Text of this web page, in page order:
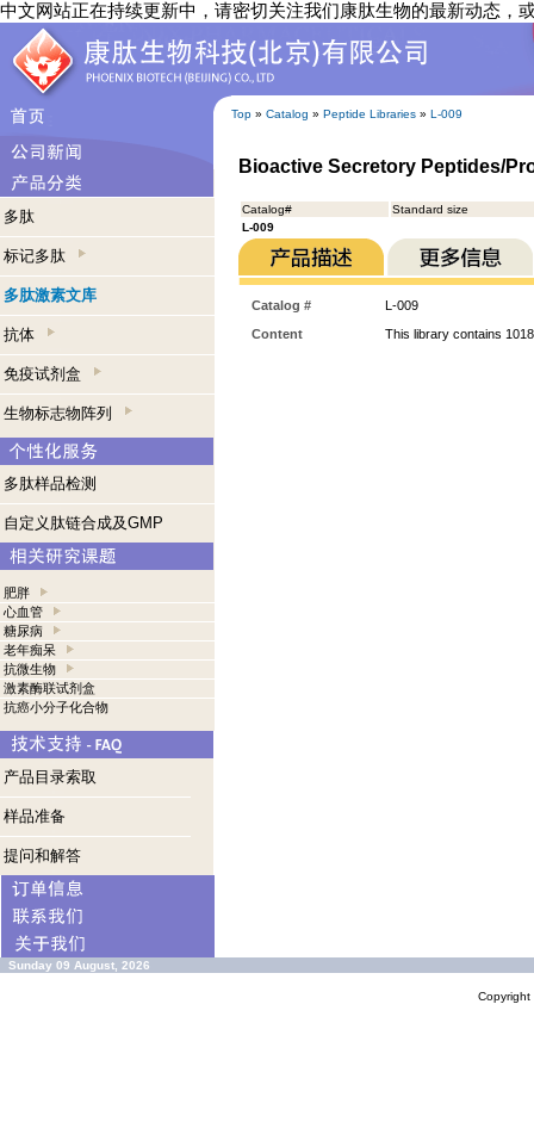
中文网站正在持续更新中，请密切关注我们康肽生物的最新动态，
Top » Catalog » Peptide Libraries » L-009
多肽
标记多肽
多肽激素文库
抗体
免疫试剂盒
生物标志物阵列
多肽样品检测
自定义肽链合成及GMP
肥胖
心血管
糖尿病
老年痴呆
抗微生物
激素酶联试剂盒
抗癌小分子化合物
产品目录索取
样品准备
提问和解答
Bioactive Secretory Peptides/
Catalog#
Standard size
L-009
Catalog #
L-009
Content
This library contains
Sunday 09 August, 2026